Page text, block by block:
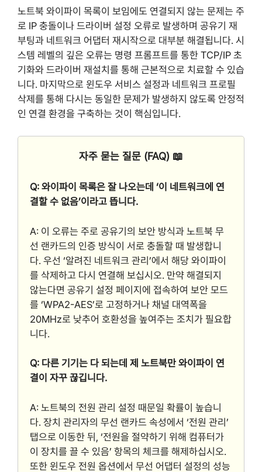
노트북 와이파이 목록이 보임에도 연결되지 않는 문제는 주
로 IP 충돌이나 드라이버 설정 오류로 발생하며 공유기 재
부팅과 네트워크 어댑터 재시작으로 대부분 해결됩니다. 시
스템 레벨의 깊은 오류는 명령 프롬프트를 통한 TCP/IP 초
기화와 드라이버 재설치를 통해 근본적으로 치료할 수 있습
니다. 마지막으로 윈도우 서비스 설정과 네트워크 프로필
삭제를 통해 다시는 동일한 문제가 발생하지 않도록 안정적
인 연결 환경을 구축하는 것이 핵심입니다.
자주 묻는 질문 (FAQ) 📖
Q: 와이파이 목록은 잘 나오는데 ‘이 네트워크에 연
결할 수 없음’이라고 뜹니다.
A: 이 오류는 주로 공유기의 보안 방식과 노트북 무
선 랜카드의 인증 방식이 서로 충돌할 때 발생합니
다. 우선 ‘알려진 네트워크 관리’에서 해당 와이파이
를 삭제하고 다시 연결해 보십시오. 만약 해결되지
않는다면 공유기 설정 페이지에 접속하여 보안 모드
를 ‘WPA2-AES’로 고정하거나 채널 대역폭을
20MHz로 낮추어 호환성을 높여주는 조치가 필요합
니다.
Q: 다른 기기는 다 되는데 제 노트북만 와이파이 연
결이 자꾸 끊깁니다.
A: 노트북의 전원 관리 설정 때문일 확률이 높습니
다. 장치 관리자의 무선 랜카드 속성에서 ‘전원 관리’
탭으로 이동한 뒤, ‘전원을 절약하기 위해 컴퓨터가
이 장치를 끌 수 있음’ 항목의 체크를 해제하십시오.
또한 윈도우 전원 옵션에서 무선 어댑터 설정의 성능